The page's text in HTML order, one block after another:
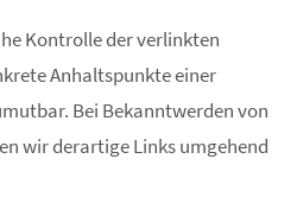
Kontrolle der verlinkten
Anhaltspunkte einer
Bei Bekanntwerden von
wir derartige Links umgehend